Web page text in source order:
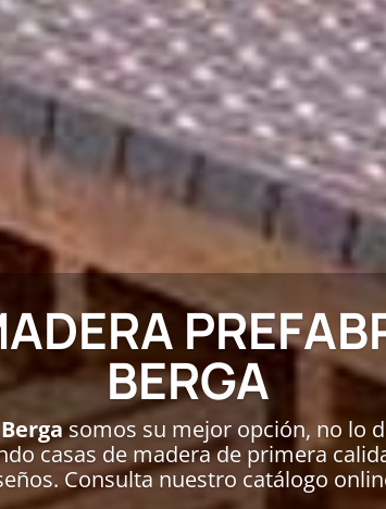
BERGA
somos su mejor opción, no lo
casas de madera de primera
Consulta nuestro catálogo